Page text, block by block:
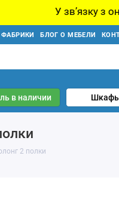
з оновленням сайту -
ФАБРИКИ БЛОГ О МЕБЕЛИ
в наличии
2 полки